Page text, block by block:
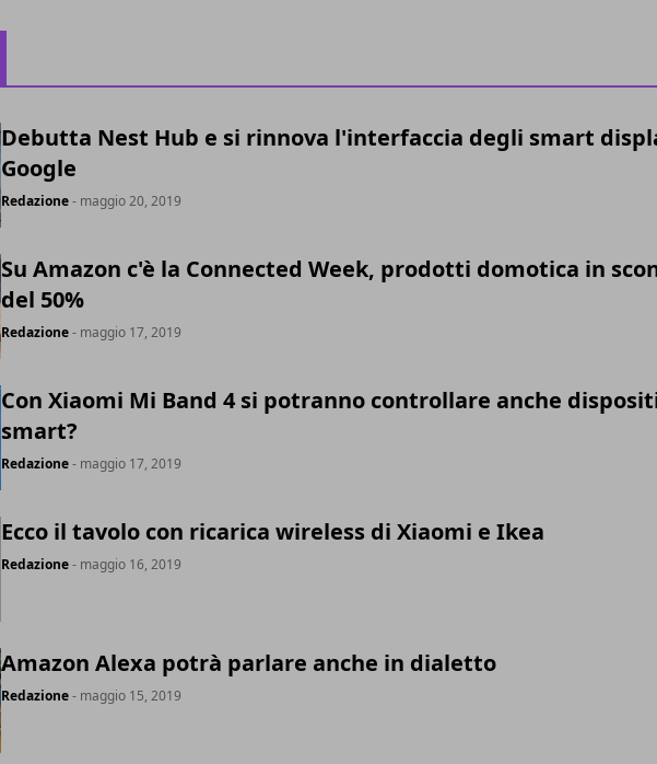
Debutta Nest Hub e si rinnova l'interfaccia degli smart
Google
Redazione- maggio 20, 2019
Su Amazon c'è la Connected Week, prodotti domotica in
del 50%
Redazione- maggio 17, 2019
Con Xiaomi Mi Band 4 si potranno controllare anche
smart?
Redazione- maggio 17, 2019
Ecco il tavolo con ricarica wireless di Xiaomi e Ikea
Redazione- maggio 16, 2019
Amazon Alexa potrà parlare anche in dialetto
Redazione- maggio 15, 2019